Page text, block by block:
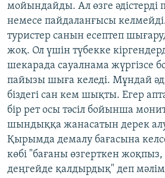
мойындайды. Ал өзге
немесе пайдаланғысы
туристер санын есептеп
жоқ. Ол үшін түбекке
шекарада сауалнама жүргізсе
пайызы шыға келеді. Мұндай
біздегі сан кем шықты. Егер
бір рет осы тәсіл бойынша
шындыққа жанасатын дерек
Қырымда демалу бағасына
көбі "бағаны өзгерткен
деңгейде қалдырдық" деп